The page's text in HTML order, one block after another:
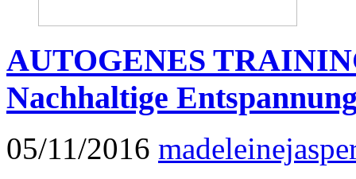
AUTOGENES
Nachhaltige
05/11/2016